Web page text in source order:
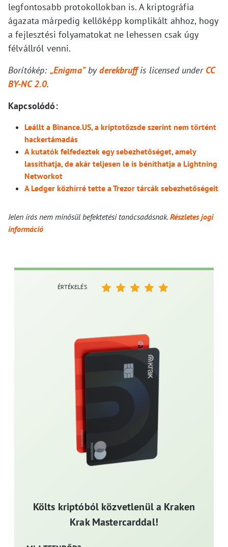
legfontosabb protokollokban is. A kriptográfia
ágazata márpedig kellőképp komplikált ahhoz, hogy
a fejlesztési folyamatokat ne lehessen csak úgy
félvállról venni.
Borítókép: „Enigma”byderekbruffis licensed under CC
BY-NC 2.0.
Kapcsolódó:
Leállt a Binance.US, a kriptotőzsde szerint nem történt
hackertámadás
A kutatók felfedeztek egy sebezhetőséget, amely
lassíthatja, de akár teljesen le is béníthatja a Lightning
Networkot
A Ledger közhírré tette a Trezor tárcák sebezhetőségeit
Jelen írás nem minősül befektetési tanácsadásnak.Részletes jogi
információ
Költs kriptóból közvetlenül a Kraken
Krak Mastercarddal!
ÉRTÉKELÉS